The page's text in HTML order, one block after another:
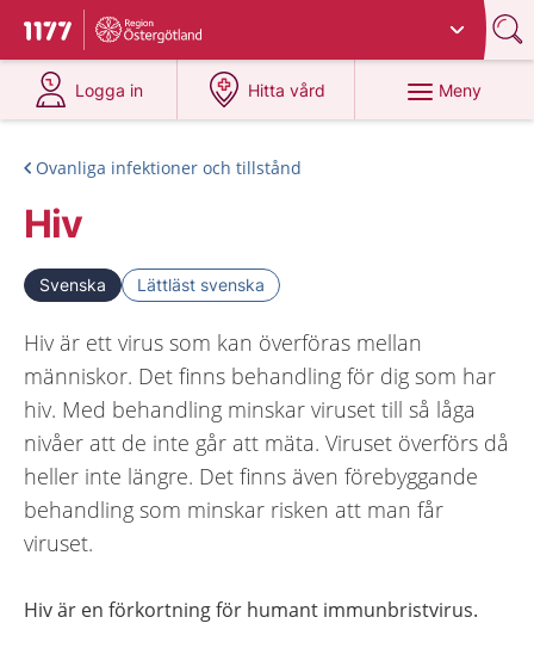
Till startsidan för 1177
Du har valt region
Logga in
på 1177.se
Hitta vård
på 1177.se
Meny
Ovanliga infektioner och tillstånd
Hiv
Svenska Lättläst svenska
Hiv är ett virus som kan överföras mellan
människor. Det finns behandling för dig som har
hiv. Med behandling minskar viruset till så låga
nivåer att de inte går att mäta. Viruset överförs då
heller inte längre. Det finns även förebyggande
behandling som minskar risken att man får
viruset.
Hiv är en förkortning för humant immunbristvirus.